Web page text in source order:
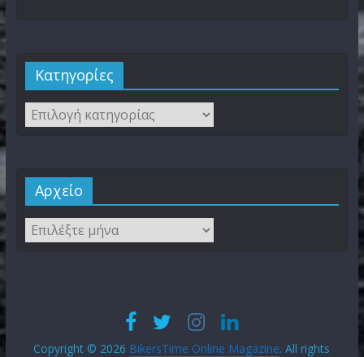
Kατηγορίες
Αρχείο
Copyright © 2026 BikersTime Online Magazine. All rights